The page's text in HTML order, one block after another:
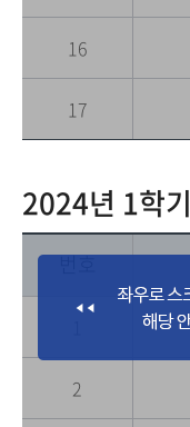
16
17
2024년 1학기
번호
2